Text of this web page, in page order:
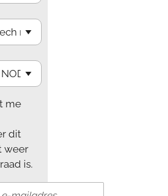
me
dit
weer
is.